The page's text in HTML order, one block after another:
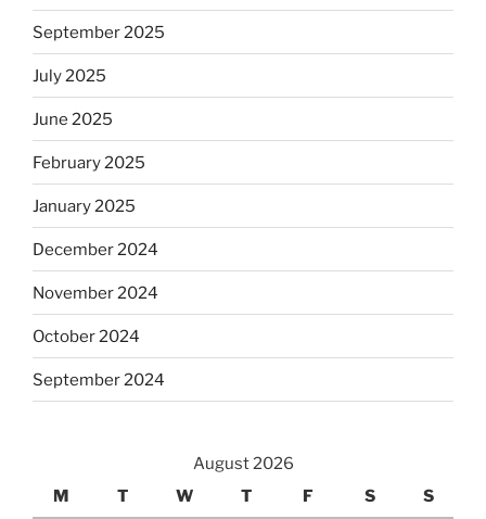
September 2025
July 2025
June 2025
February 2025
January 2025
December 2024
November 2024
October 2024
September 2024
August 2026
M
T W T F S S